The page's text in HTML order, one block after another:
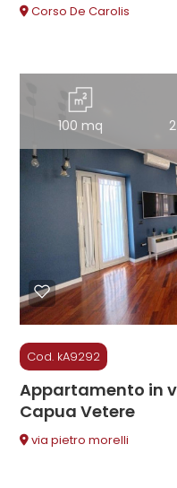
Corso De Carolis
100 mq
Cod. kA9292
Appartamento in
Capua Vetere
via pietro morelli
3
5
5+
Altre
opzioni